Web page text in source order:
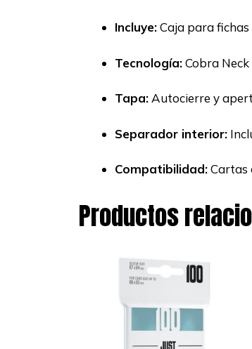
Incluye:Caja para
Tecnología:Cobra Neck
Tapa: Autocierre y
Separador interior:
Compatibilidad:Cartas
Productos